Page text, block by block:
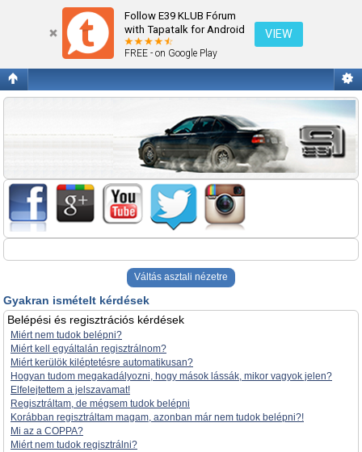
Follow E39 KLUB Fórum
with Tapatalk for Android
FREE - on Google Play
VIEW
Gyakran ismételt kérdések
Váltás asztali nézetre
Gyakran ismételt kérdések
Belépési és regisztrációs kérdések
Miért nem tudok belépni?
Miért kell egyáltalán regisztrálnom?
Miért kerülök kiléptetésre automatikusan?
Hogyan tudom megakadályozni, hogy mások lássák, mikor vagyok jelen?
Elfelejtettem a jelszavamat!
Regisztráltam, de mégsem tudok belépni
Korábban regisztráltam magam, azonban már nem tudok belépni?!
Mi az a COPPA?
Miért nem tudok regisztrálni?